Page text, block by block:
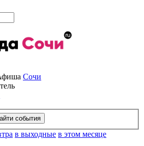
Сочи
в выходные в этом месяце